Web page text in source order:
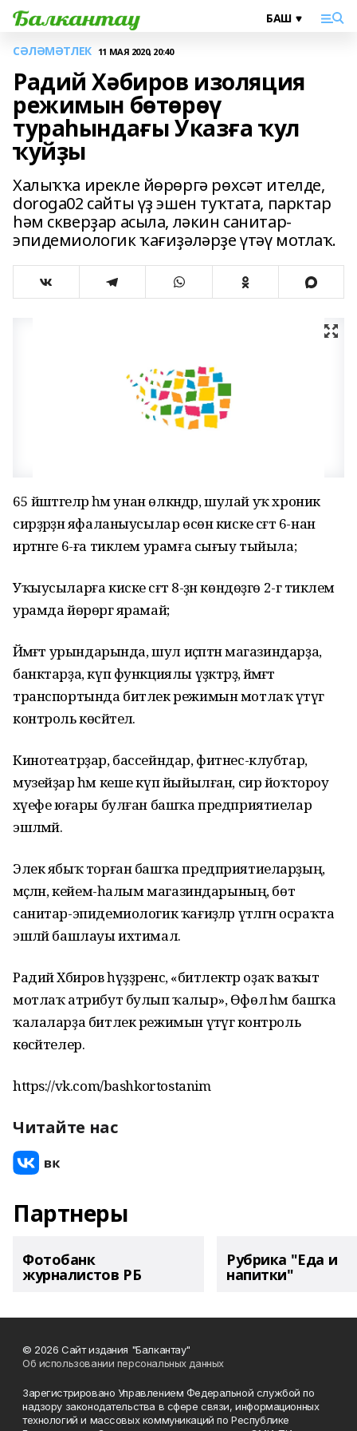
СӘЛӘМӘТЛЕК 11 МАЯ 2020, 20:40
Радий Хәбиров изоляция
режимын бөтөрөү
тураһындағы Указға ҡул
ҡуйҙы
Халыҡҡа ирекле йөрөргә рөхсәт ителде,
doroga02 сайты үҙ эшен туҡтата, парктар
һәм скверҙар асыла, ләкин санитар-
эпидемиологик ҡағиҙәләрҙе үтәү мотлаҡ.
65 йәштәгеләр һәм унан өлкәндәр, шулай уҡ хроник
сирҙәрҙән яфаланыусылар өсөн киске сәғәт 6-нан
иртәнге 6-ға тиклем урамға сығыу тыйыла;
Уҡыусыларға киске сәғәт 8-ҙән көндөҙгө 2-гә тиклем
урамда йөрөргә ярамай;
Йәмәғәт урындарында, шул иҫәптән магазиндарҙа,
банктарҙа, күп функциялы үҙәктәрҙә, йәмәғәт
транспортында битлек режимын мотлаҡ үтәүгә
контроль көсәйтелә.
Кинотеатрҙар, бассейндар, фитнес-клубтар,
музейҙар һәм кеше күп йыйылған, сир йоҡтороу
хәүефе юғары булған башҡа предприятиелар
эшләмәй.
Элек ябыҡ торған башҡа предприятиеларҙың,
мәҫәлән, кейем-һалым магазиндарының, бөтә
санитар-эпидемиологик ҡағиҙәләр үтәлгән осраҡта
эшләй башлауы ихтимал.
Радий Хәбиров һүҙҙәренсә, «битлектәр оҙаҡ ваҡыт
мотлаҡ атрибут булып ҡалыр», Өфөлә һәм башҡа
ҡалаларҙа битлек режимын үтәүгә контроль
көсәйтелер.
https://vk.com/bashkortostanim
Читайте нас
Партнеры
Фотобанк
журналистов РБ
Рубрика "Еда и
напитки"
© 2026 Сайт издания "Балкантау"
Об использовании персональных данных
Зарегистрировано Управлением Федеральной службой по
надзору законодательства в сфере связи, информационных
технологий и массовых коммуникаций по Республике